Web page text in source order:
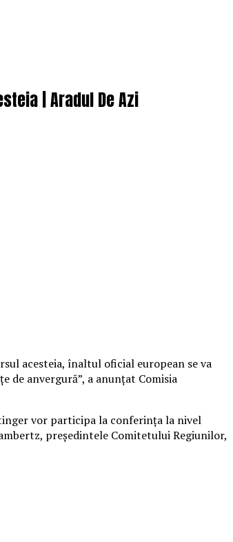
| Aradul De Azi
acesteia, înaltul oficial european se va
anvergură”, a anunţat Comisia
vor participa la conferinţa la nivel
preşedintele Comitetului Regiunilor,